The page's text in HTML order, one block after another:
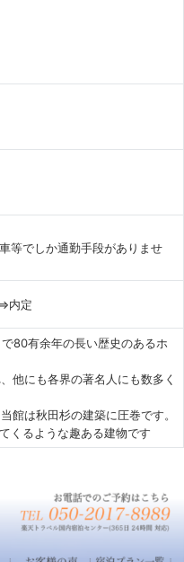
等でしか通勤手段がありませ
内定
80有余年の長い歴史のあるホ
他にも各界の著名人にも数多く
は秋田杉の建築に圧巻です。
くるような趣ある建物です